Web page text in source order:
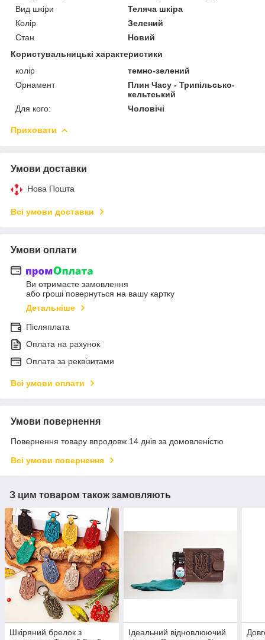
Вид шкіри
Теляча шкіра
Колір
Зелений
Стан
Новий
Користувальницькі характеристики
колір
темно-зелений
Орнамент
Плин Часу - Трипільсько-
кельтський
Для кого:
Чоловічі
Приховати
Умови доставки
Нова Пошта
Всі умови доставки
Умови оплати
Ви отримаєте замовлення
або гроші повернуться на вашу картку
Детальніше
Післяплата
Оплата на рахунок
Оплата за реквізитами
Всі умови оплати
Умови повернення
Повернення товару впродовж 14 днів за домовленістю
Всі умови повернення
З цим товаром також замовляють
Шкіряний брелок з
Ідеальний відновлюючий